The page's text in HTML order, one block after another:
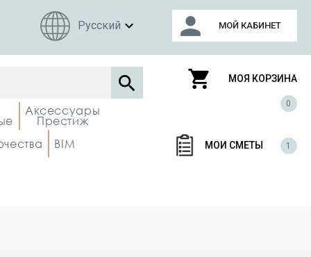
Русский expand_more person МОЙ КАБИНЕТ

Аксессуары
Престиж
BIM
shopping_cart МОЯ КОРЗИНА
0
МОИ СМЕТЫ 1